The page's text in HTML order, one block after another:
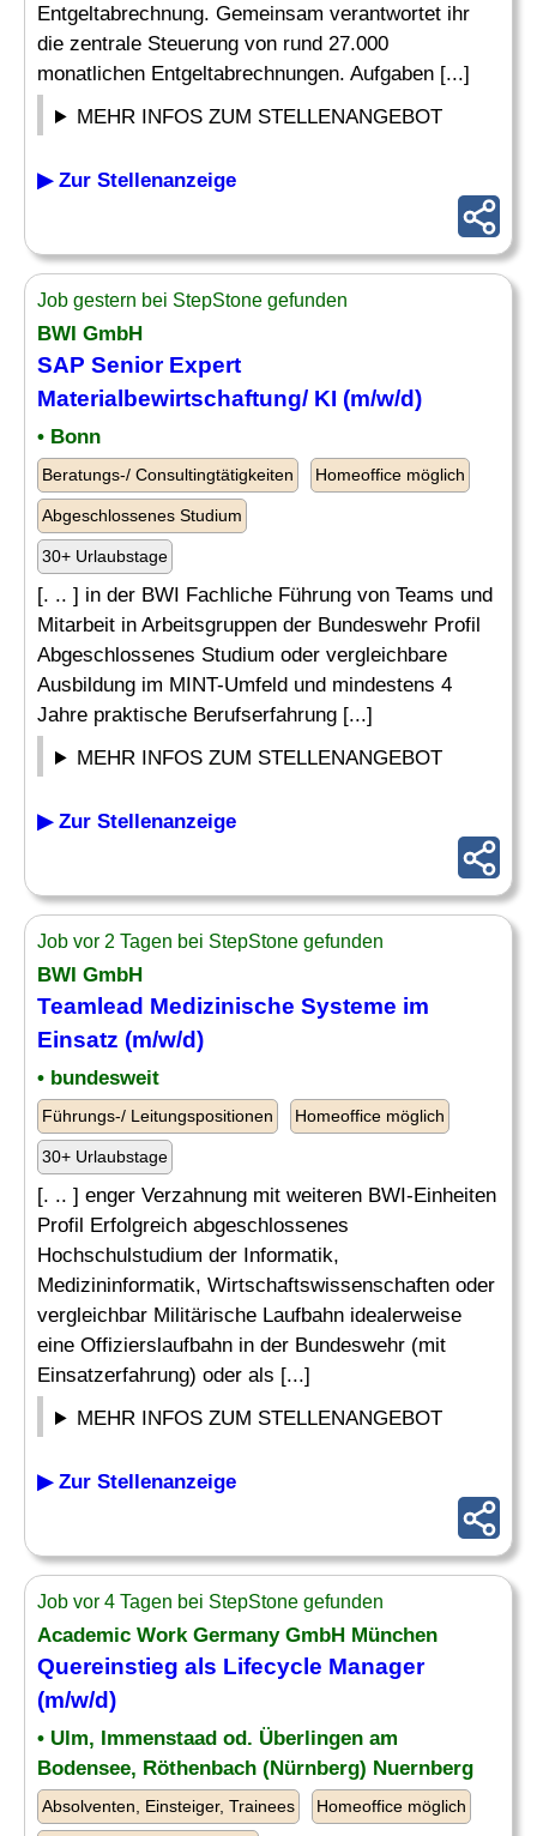
Entgeltabrechnung. Gemeinsam verantwortet ihr
die zentrale Steuerung von rund 27.000
monatlichen Entgeltabrechnungen. Aufgaben [...]
MEHR INFOS ZUM STELLENANGEBOT
▶ Zur Stellenanzeige
Job gestern bei StepStone gefunden
BWI GmbH
SAP Senior Expert
Materialbewirtschaftung/ KI (m/w/d)
• Bonn
Beratungs-/ Consultingtätigkeiten Homeoffice möglich
Abgeschlossenes Studium
30+ Urlaubstage
[. .. ] in der BWI Fachliche Führung von Teams und
Mitarbeit in Arbeitsgruppen der Bundeswehr Profil
Abgeschlossenes Studium oder vergleichbare
Ausbildung im MINT-Umfeld und mindestens 4
Jahre praktische Berufserfahrung [...]
MEHR INFOS ZUM STELLENANGEBOT
▶ Zur Stellenanzeige
Job vor 2 Tagen bei StepStone gefunden
BWI GmbH
Teamlead Medizinische Systeme im
Einsatz (m/w/d)
• bundesweit
Führungs-/ Leitungspositionen Homeoffice möglich
30+ Urlaubstage
[. .. ] enger Verzahnung mit weiteren BWI-Einheiten
Profil Erfolgreich abgeschlossenes
Hochschulstudium der Informatik,
Medizininformatik, Wirtschaftswissenschaften oder
vergleichbar Militärische Laufbahn idealerweise
eine Offizierslaufbahn in der Bundeswehr (mit
Einsatzerfahrung) oder als [...]
MEHR INFOS ZUM STELLENANGEBOT
▶ Zur Stellenanzeige
Job vor 4 Tagen bei StepStone gefunden
Academic Work Germany GmbH München
Quereinstieg als Lifecycle Manager
(m/w/d)
• Ulm, Immenstaad od. Überlingen am
Bodensee, Röthenbach (Nürnberg) Nuernberg
Absolventen, Einsteiger, Trainees Homeoffice möglich